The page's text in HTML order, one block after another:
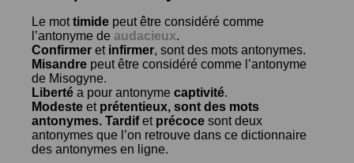
Le mottimide peut être considéré comme
l’antonyme de audacieux.
Confirmer et infirmer, sont des mots antonymes.
Misandre peut être considéré comme l’antonyme
de Misogyne.
Liberté a pour antonyme captivité.
Modeste et prétentieux, sont des mots
antonymes. Tardifet précoce sont deux
antonymes que l’on retrouve dans ce dictionnaire
des antonymes en ligne.